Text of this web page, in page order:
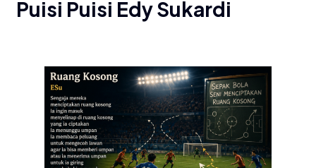
Puisi Puisi Edy Sukardi